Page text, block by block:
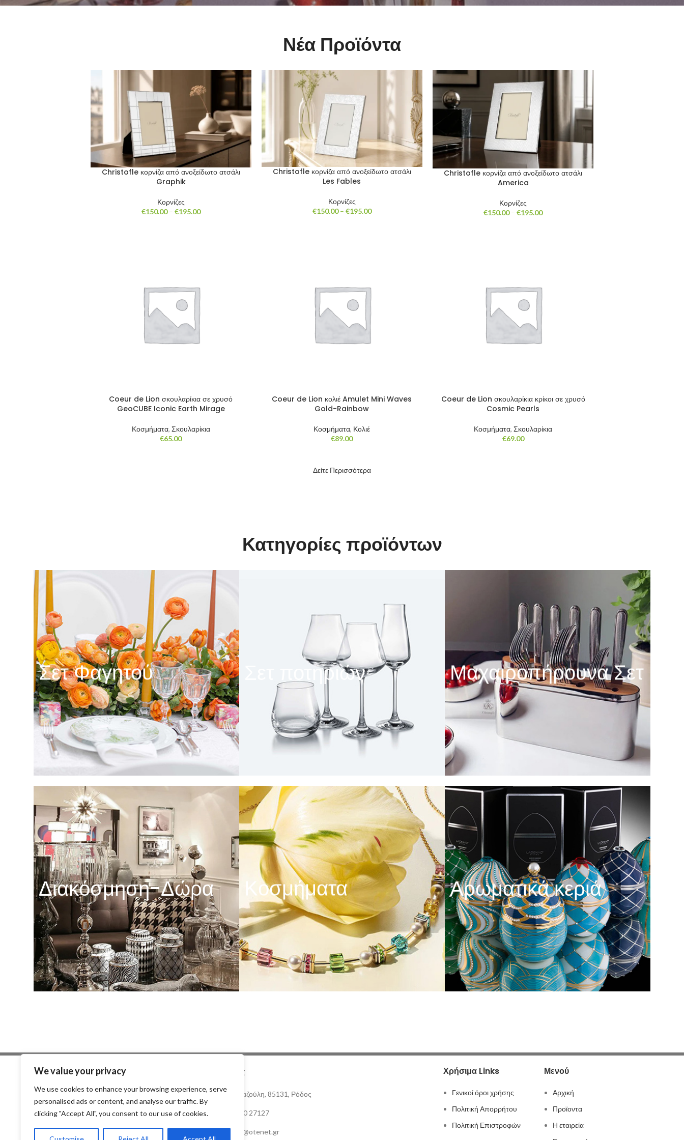
We value your privacy
We use cookies to enhance your browsing experience, serve
personalised ads or content, and analyse our traffic. By
clicking "Accept All", you consent to our use of cookies.
Νέα Προϊόντα
Christofle κορνίζα από ανοξείδωτο ατσάλι
Graphik
Κορνίζες
€150.00 – €195.00Price
Christofle κορνίζα από ανοξείδωτο ατσάλι
Les Fables
Κορνίζες
€150.00 – €195.00Price
Christofle κορνίζα από ανοξείδωτο ατσάλι
America
Κορνίζες
€150.00 – €195.00Price
Coeur de Lion σκουλαρίκια σε χρυσό
GeoCUBE Iconic Earth Mirage
Κοσμήματα, Σκουλαρίκια
€65.00
Coeur de Lion κολιέ Amulet Mini Waves
Gold-Rainbow
Κοσμήματα, Κολιέ
€89.00
Coeur de Lion σκουλαρίκια κρίκοι σε χρυσό
Cosmic Pearls
Κοσμήματα,Σκουλαρίκια
€69.00
Δείτε Περισσότερα
Κατηγορίες προϊόντων
Σετ Φαγητού Σετ ποτηριών Μαχαιροπήρουνα Σετ
Διακόσμηση-Δώρα Κοσμήματα Αρωματικά κεριά
Επικοινωνία
Αμερικής & Ι Καζούλη, 85131, Ρόδος
Τηλ: +30 22410 27127
Email: gnkarag@otenet.gr
Χρήσιμα Links
Γενικοί όροι χρήσης
Πολιτική Απορρήτου
Πολιτική Επιστροφών
Μενού
Αρχική
Προϊοντα
Η εταιρεία